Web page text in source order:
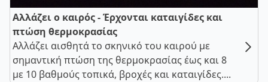
Αλλάζει ο καιρός - Έρχονται καταιγίδες και
πτώση θερμοκρασίας
Αλλάζει αισθητά το σκηνικό του καιρού με
σημαντική πτώση της θερμοκρασίας έως και 8
με 10 βαθμούς τοπικά, βροχές και καταιγίδες....